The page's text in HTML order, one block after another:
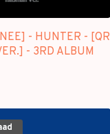
- HUNTER - [QR
- 3RD ALBUM